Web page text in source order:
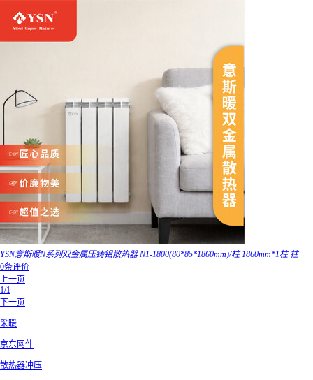
YSN意斯暖N系列双金属压铸铝散热器 N1-1800(80*85*1860mm)/柱 1860mm*1柱 柱
0条评价
上一页
1/1
下一页
采暖
京东网件
散热器冲压